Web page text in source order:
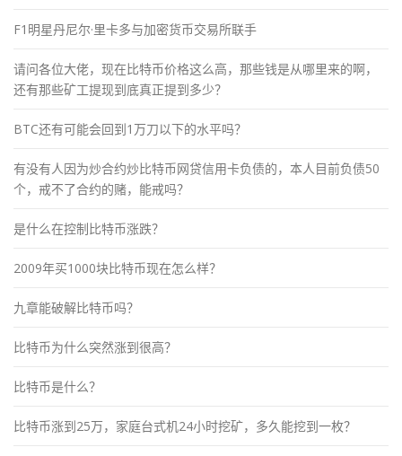
F1明星丹尼尔·里卡多与加密货币交易所联手
请问各位大佬，现在比特币价格这么高，那些钱是从哪里来的啊，
还有那些矿工提现到底真正提到多少？
BTC还有可能会回到1万刀以下的水平吗？
有没有人因为炒合约炒比特币网贷信用卡负债的，本人目前负债50
个，戒不了合约的赌，能戒吗？
是什么在控制比特币涨跌？
2009年买1000块比特币现在怎么样？
九章能破解比特币吗？
比特币为什么突然涨到很高？
比特币是什么？
比特币涨到25万，家庭台式机24小时挖矿，多久能挖到一枚？